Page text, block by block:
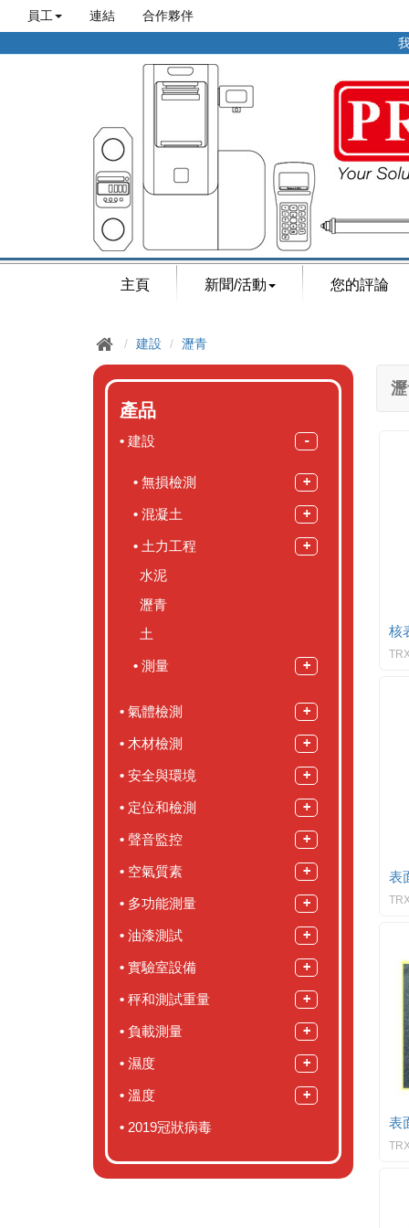
員工 連結
合作夥伴
主頁 新聞/活動 您的評論
建設 瀝青
產品
建設
無損檢測
混凝土
土力工程
水泥
瀝青
土
測量
氣體檢測
木材檢測
安全與環境
定位和檢測
聲音監控
空氣質素
多功能測量
油漆測試
實驗室設備
秤和測試重量
負載測量
濕度
溫度
2019冠狀病毒
核
表
表